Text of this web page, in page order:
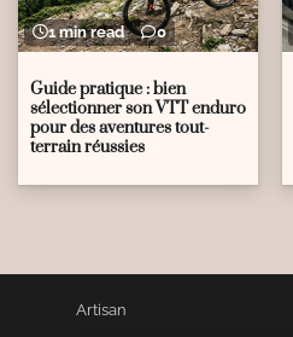
1 min read 0
Guide pratique : bien
sélectionner son VTT enduro
pour des aventures tout-
terrain réussies
Artisan